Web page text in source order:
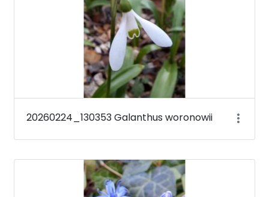
20260224_130353 Galanthus woronowii